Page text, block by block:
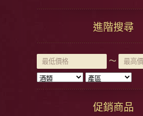
進階搜尋
~
促銷商品